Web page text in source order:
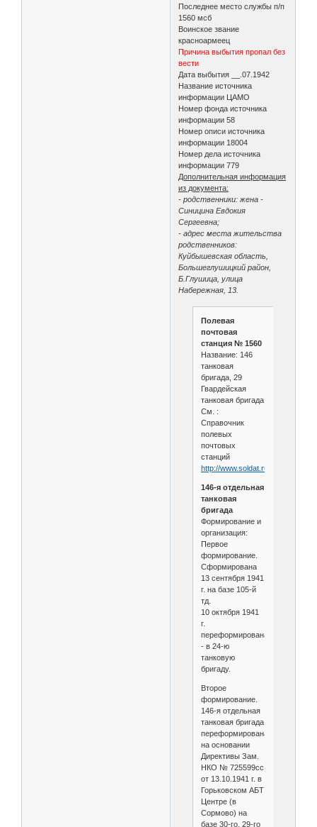
Последнее место службы п/п
1560 мсб
Воинское звание
красноармеец
Причина выбытия пропал без
вести
Дата выбытия __.07.1942
Название источника
информации ЦАМО
Номер фонда источника
информации 58
Номер описи источника
информации 18004
Номер дела источника
информации 779
Дополнительная информация
из документа:
- родственники: жена -
Синицина Евдокия
Сергеевна;
- адрес места жительства
родственников:
Куйбышевская область,
Большеглушицкий район,
Б.Глушица, улица
Набережная, 13.
Полевая
почтовая
станция № 1560
Название: 146
танковая
бригада, 29
Гвардейская
танковая бригада
См. :
Справочник
полевых
почтовых
станций
http://www.soldat.ru/pps.html
146-я отдельная
танковая
бригада
Формирование и
организация:
Первое
формирование.
Сформирована
13 сентября 1941
г. на базе 105-й
тд.
10 октября 1941
г.
переформирована
- в 24-ю
танковую
бригаду.
Второе
формирование.
146-я отдельная
танковая бригада
переформирована
на основании
Директивы Зам.
НКО № 725599сс
от 13.10.1941 г. в
Горьковском АБТ
Центре (в
Сормово) на
базе 30-го, 29-го